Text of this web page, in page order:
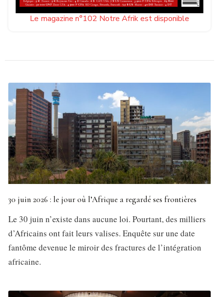
Le magazine n°102 Notre Afrik est disponible
30 juin 2026 : le jour où l’Afrique a regardé ses frontières
Le 30 juin n’existe dans aucune loi. Pourtant, des milliers
d’Africains ont fait leurs valises. Enquête sur une date
fantôme devenue le miroir des fractures de l’intégration
africaine.